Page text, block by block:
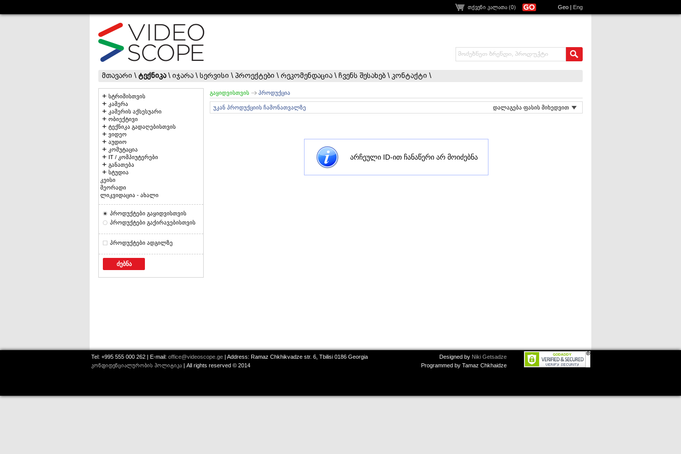
თქვენი კალათა (0) Geo | Eng
მთავარი \ ტექნიკა\ იჯარა \ სერვისი \ პროექტები \ რეკომენდაცია \ ჩვენს შესახებ \ კონტაქტი \
სტრიმისთვის
კამერა
კამერის აქსესუარი
ობიექტივი
ტექნიკა გადაღებისთვის
ვიდეო
აუდიო
კომუტაცია
IT / კომპიუტერები
განათება
სტუდია
კეისი
მეორადი
ლიკვიდაცია - ახალი
პროდუქტები გაყიდვისთვის
პროდუქტები გაქირავებისთვის
პროდუქტები ადგილზე
ძებნა
გაყიდვისთვის პროდუქცია
უკან პროდუქციის ჩამონათვალზე დალაგება ფასის მიხედვით
არჩეული ID-ით ჩანაწერი არ მოიძებნა
Designed by Niki Getsadze
Tel: +995 555 000 262 | E-mail: office@videoscope.ge| Address: Ramaz Chkhikvadze str. 6, Tbilisi 0186 Georgia
კონფიდენციალურობის პოლიტიკა | All rights reserved © 2014 Programmed by Tamaz Chkhaidze